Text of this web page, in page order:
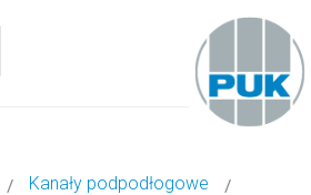
Kanały podpodłogowe